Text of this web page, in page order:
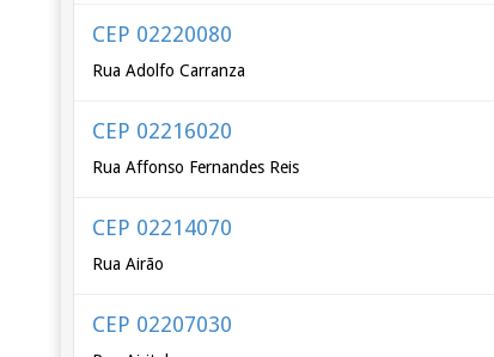
CEP 02220080
Rua Adolfo Carranza
CEP 02216020
Rua Affonso Fernandes Reis
CEP 02214070
Rua Airão
CEP 02207030